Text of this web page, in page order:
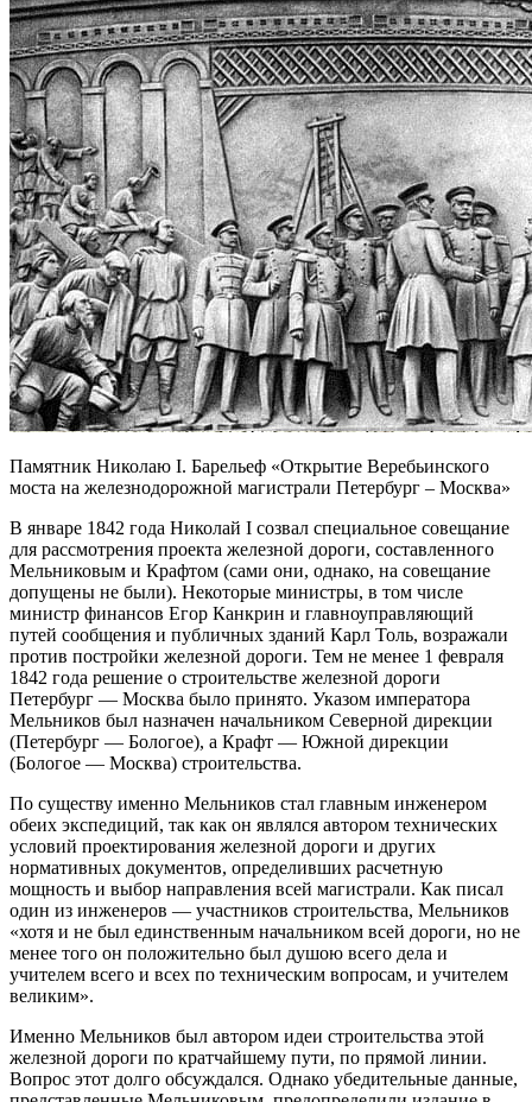
Памятник Николаю I. Барельеф «Открытие Веребьинского
моста на железнодорожной магистрали Петербург – Москва»
В январе 1842 года Николай I созвал специальное совещание
для рассмотрения проекта железной дороги, составленного
Мельниковым и Крафтом (сами они, однако, на совещание
допущены не были). Некоторые министры, в том числе
министр финансов Егор Канкрин и главноуправляющий
путей сообщения и публичных зданий Карл Толь, возражали
против постройки железной дороги. Тем не менее 1 февраля
1842 года решение о строительстве железной дороги
Петербург — Москва было принято. Указом императора
Мельников был назначен начальником Северной дирекции
(Петербург — Бологое), а Крафт — Южной дирекции
(Бологое — Москва) строительства.
По существу именно Мельников стал главным инженером
обеих экспедиций, так как он являлся автором технических
условий проектирования железной дороги и других
нормативных документов, определивших расчетную
мощность и выбор направления всей магистрали. Как писал
один из инженеров — участников строительства, Мельников
«хотя и не был единственным начальником всей дороги, но не
менее того он положительно был душою всего дела и
учителем всего и всех по техническим вопросам, и учителем
великим».
Именно Мельников был автором идеи строительства этой
железной дороги по кратчайшему пути, по прямой линии.
Вопрос этот долго обсуждался. Однако убедительные данные,